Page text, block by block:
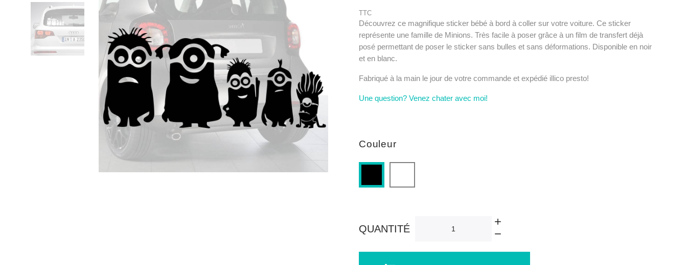
TTC
Découvrez ce magnifique sticker bébé à bord à coller sur votre voiture. Ce sticker
représente une famille de Minions. Très facile à poser grâce à un film de transfert déjà
posé permettant de poser le sticker sans bulles et sans déformations. Disponible en noir
et en blanc.
Fabriqué à la main le jour de votre commande et expédié illico presto!
Une question? Venez chater avec moi!
Couleur
QUANTITÉ